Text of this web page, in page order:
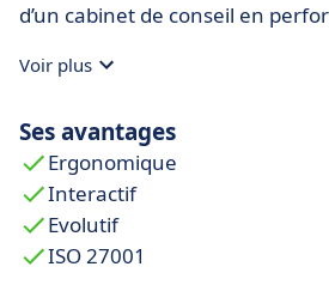
d’un cabinet de conseil en
Voir plus
Ses avantages
Ergonomique
Interactif
Evolutif
ISO 27001